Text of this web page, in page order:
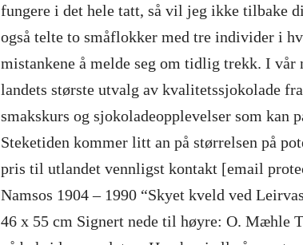
fungere i det hele tatt, så vil jeg ikke tilbake
også telte to småflokker med tre individer i
mistankene å melde seg om tidlig trekk. I
landets største utvalg av kvalitetssjokolade
smakskurs og sjokoladeopplevelser som kan
Steketiden kommer litt an på størrelsen på
pris til utlandet vennligst kontakt [email
Namsos 1904 – 1990 “Skyet kveld ved
46 x 55 cm Signert nede til høyre: O. Mæhle